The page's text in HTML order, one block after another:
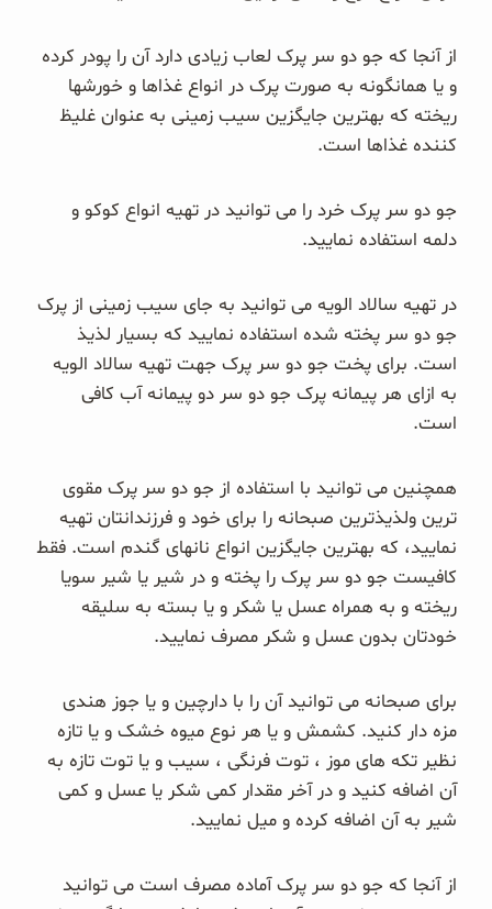
از آنجا که جو دو سر پرک لعاب زیادی دارد آن را پودر کرده
و یا همانگونه به صورت پرک در انواع غذاها و خورشها
ریخته که بهترین جایگزین سیب زمینی به عنوان غلیظ
کننده غذاها است.
جو دو سر پرک خرد را می توانید در تهیه انواع کوکو و
دلمه استفاده نمایید.
در تهیه سالاد الویه می توانید به جای سیب زمینی از پرک
جو دو سر پخته شده استفاده نمایید که بسیار لذیذ
است. برای پخت جو دو سر پرک جهت تهیه سالاد الویه
به ازای هر پیمانه پرک جو دو سر دو پیمانه آب کافی
است.
همچنین می توانید با استفاده از جو دو سر پرک مقوی
ترین ولذیذترین صبحانه را برای خود و فرزندانتان تهیه
نمایید، که بهترین جایگزین انواع نانهای گندم است. فقط
کافیست جو دو سر پرک را پخته و در شیر یا شیر سویا
ریخته و به همراه عسل یا شکر و یا بسته به سلیقه
خودتان بدون عسل و شکر مصرف نمایید.
برای صبحانه می توانید آن را با دارچین و یا جوز هندی
مزه دار کنید. کشمش و یا هر نوع میوه خشک و یا تازه
نظیر تکه های موز ، توت فرنگی ، سیب و یا توت تازه به
آن اضافه کنید و در آخر مقدار کمی شکر یا عسل و کمی
شیر به آن اضافه کرده و میل نمایید.
از آنجا که جو دو سر پرک آماده مصرف است می توانید